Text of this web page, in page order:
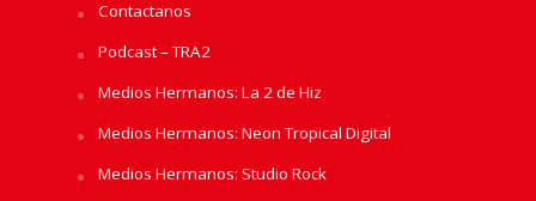
Contactanos
Podcast – TRA2
Medios Hermanos: La 2 de Hiz
Medios Hermanos: Neon Tropical Digital
Medios Hermanos: Studio Rock